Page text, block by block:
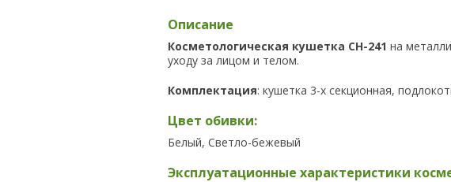
Описание
Косметологическая кушетка CH-241 на
уходу за лицом и телом.
Комплектация: кушетка 3-х секционная,
Цвет обивки:
Белый, Светло-бежевый
Эксплуатационные характеристики